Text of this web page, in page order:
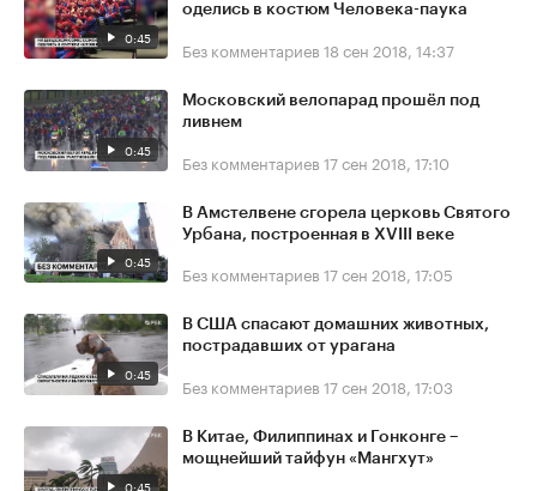
0:45
оделись в костюм Человека-паука
Без комментариев 18 сен 2018, 14:37
0:45
Московский велопарад прошёл под
ливнем
Без комментариев 17 сен 2018, 17:10
0:45
В Амстелвене сгорела церковь Святого
Урбана, построенная в XVIII веке
Без комментариев 17 сен 2018, 17:05
0:45
В США спасают домашних животных,
пострадавших от урагана
Без комментариев 17 сен 2018, 17:03
0:45
В Китае, Филиппинах и Гонконге –
мощнейший тайфун «Мангхут»